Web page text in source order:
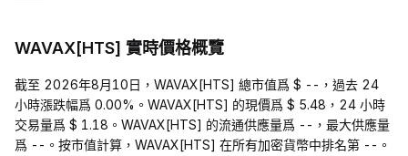
WAVAX[HTS] 實時價格概覽
截至 2026年8月10日，WAVAX[HTS] 總市值爲 $ --，過去 24
小時漲跌幅爲 0.00%。WAVAX[HTS] 的現價爲 $ 5.48，24 小時
交易量爲 $ 1.18。WAVAX[HTS] 的流通供應量爲 --，最大供應量
爲 --。按市值計算，WAVAX[HTS] 在所有加密貨幣中排名第 --。